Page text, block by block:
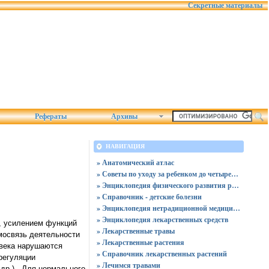
Секретные материалы
Рефераты Архивы
усилением функций
деятельности
нарушаются
НАВИГАЦИЯ
» Анатомический атлас
» Советы по уходу за ребенком до четырех лет
» Энциклопедия физического развития ребенка
» Справочник - детские болезни
» Энциклопедия нетрадиционной медицины
» Энциклопедия лекарственных средств
» Лекарственные травы
» Лекарственные растения
» Справочник лекарственных растений
» Лечимся травами